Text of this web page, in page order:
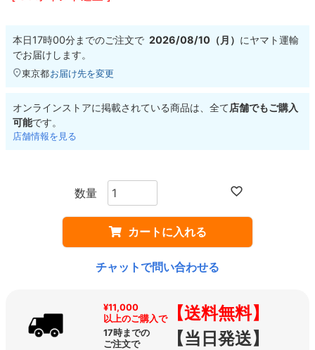
本日17時00分までのご注文で 2026/08/10（月） にヤマト運輸
でお届けします。
東京都お届け先を変更
オンラインストアに掲載されている商品は、全て店舗でもご購入
可能です。
店舗情報を見る
カートに入れる
チャットで問い合わせる
¥11,000
以上のご購入で【送料無料】
17時までの
ご注文で
【当日発送】
シェイプデッキ
高性能デッキ